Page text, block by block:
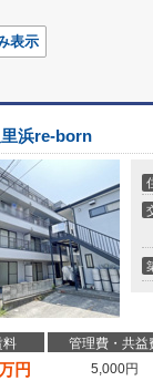
表示
里浜re-born
料 管理費・共益
円 5,000円